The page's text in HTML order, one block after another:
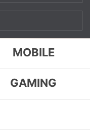
MOBILE
GAMING